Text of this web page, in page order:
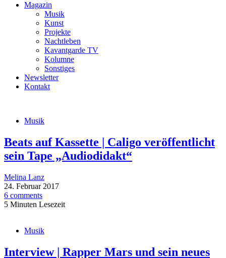
Magazin
Musik
Kunst
Projekte
Nachtleben
Kavantgarde TV
Kolumne
Sonstiges
Newsletter
Kontakt
Musik
Beats auf Kassette | Caligo veröffentlicht
sein Tape „Audiodidakt“
Melina Lanz
24. Februar 2017
6 comments
5 Minuten Lesezeit
Musik
Interview | Rapper Mars und sein neues